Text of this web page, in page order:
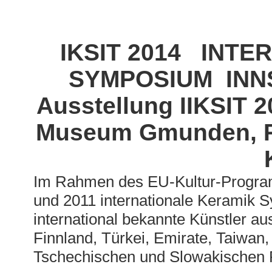
IKSIT 2014
SYMPOSIUM
Ausstellung IIKSIT
Museum Gmunden,
Im Rahmen des EU-Kultur-
und 2011 internationale Keramik
international bekannte Künstler
Finnland, Türkei, Emirate,
Tschechischen und